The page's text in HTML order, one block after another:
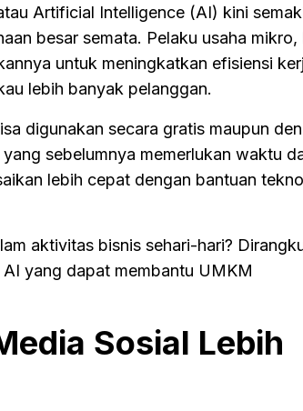
Artificial Intelligence (AI) kini
besar semata. Pelaku usaha mikro,
untuk meningkatkan efisiensi
lebih banyak pelanggan.
digunakan secara gratis maupun
sebelumnya memerlukan waktu
lebih cepat dengan bantuan
aktivitas bisnis sehari-hari?
yang dapat membantu UMKM
Sosial Lebih